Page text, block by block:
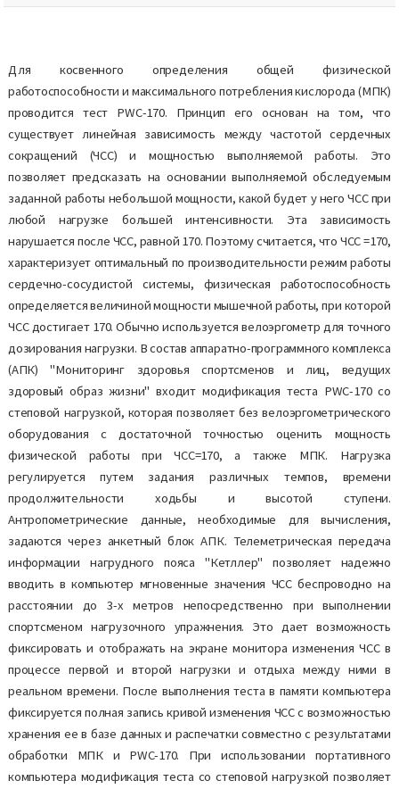
Для косвенного определения общей физической
работоспособности и максимального потребления кислорода (МПК)
проводится тест PWC-170. Принцип его основан на том, что
существует линейная зависимость между частотой сердечных
сокращений (ЧСС) и мощностью выполняемой работы. Это
позволяет предсказать на основании выполняемой обследуемым
заданной работы небольшой мощности, какой будет у него ЧСС при
любой нагрузке большей интенсивности. Эта зависимость
нарушается после ЧСС, равной 170. Поэтому считается, что ЧСС =170,
характеризует оптимальный по производительности режим работы
сердечно-сосудистой системы, физическая работоспособность
определяется величиной мощности мышечной работы, при которой
ЧСС достигает 170. Обычно используется велоэргометр для точного
дозирования нагрузки. В состав аппаратно-программного комплекса
(АПК) "Мониторинг здоровья спортсменов и лиц, ведущих
здоровый образ жизни" входит модификация теста PWC-170 со
степовой нагрузкой, которая позволяет без велоэргометрического
оборудования с достаточной точностью оценить мощность
физической работы при ЧСС=170, а также МПК. Нагрузка
регулируется путем задания различных темпов, времени
продолжительности ходьбы и высотой ступени.
Антропометрические данные, необходимые для вычисления,
задаются через анкетный блок АПК. Телеметрическая передача
информации нагрудного пояса "Кетллер" позволяет надежно
вводить в компьютер мгновенные значения ЧСС беспроводно на
расстоянии до 3-х метров непосредственно при выполнении
спортсменом нагрузочного упражнения. Это дает возможность
фиксировать и отображать на экране монитора изменения ЧСС в
процессе первой и второй нагрузки и отдыха между ними в
реальном времени. После выполнения теста в памяти компьютера
фиксируется полная запись кривой изменения ЧСС с возможностью
хранения ее в базе данных и распечатки совместно с результатами
обработки МПК и PWC-170. При использовании портативного
компьютера модификация теста со степовой нагрузкой позволяет